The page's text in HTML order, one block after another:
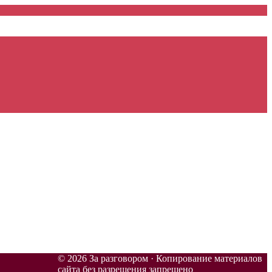
© 2026 За разговором · Копирование материалов
сайта без разрешения запрещено